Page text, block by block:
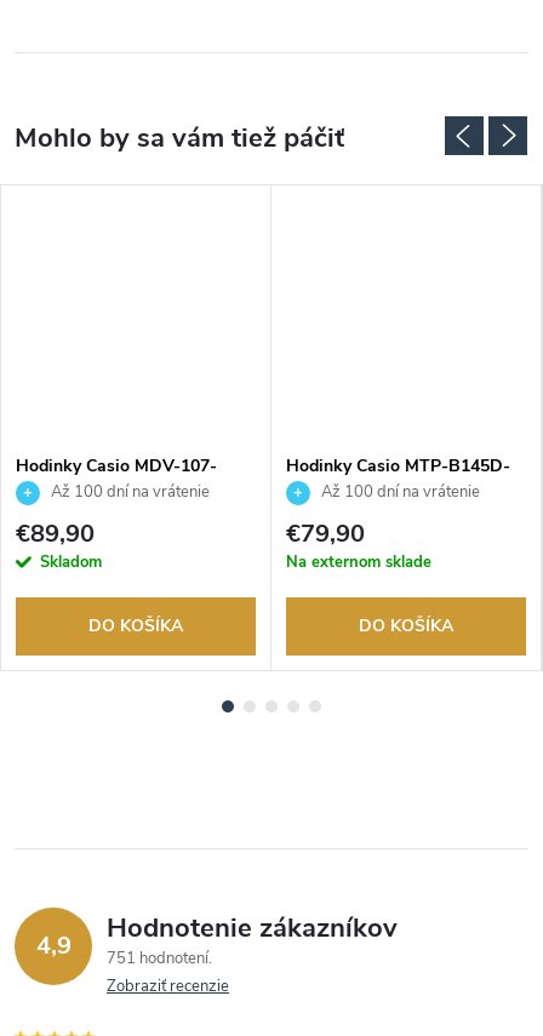
Hodinky Casio MDV-107-
1A1VEFAž 100 dní na vrátenie
tovaru. Autorizovaný predajca.
€89,90
Skladom
DO KOŠÍKA
Hodinky Casio MTP-B145D-
4A2VEFAž 100 dní na vrátenie
tovaru. Autorizovaný predajca.
€79,90
Na externom sklade
DO KOŠÍKA
4,9 Hodnotenie zákazníkov
751 hodnotení
Zobraziť recenzie